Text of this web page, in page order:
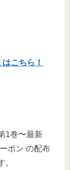
こちら！
1巻〜最新
ポン の配布
。